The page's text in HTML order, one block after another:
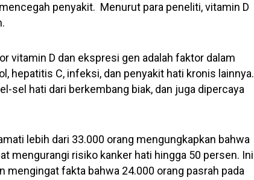
penyakit. Menurut para peneliti, vitamin D
vitamin D dan ekspresi gen adalah faktor dalam
hepatitis C, infeksi, dan penyakit hati kronis lainnya.
sel hati dari berkembang biak, dan juga dipercaya
lebih dari 33.000 orang mengungkapkan bahwa
mengurangi risiko kanker hati hingga 50 persen. Ini
mengingat fakta bahwa 24.000 orang pasrah pada